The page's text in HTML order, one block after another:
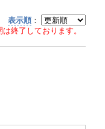
表示順 ：
終了しております。